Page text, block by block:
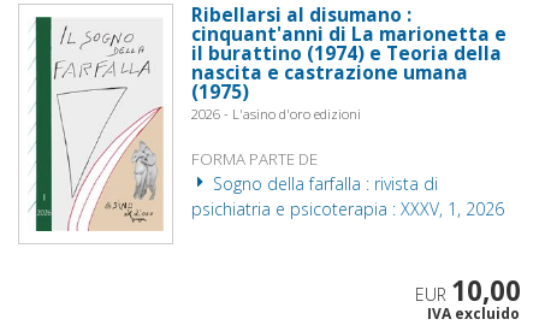
Ribellarsi al disumano :
cinquant'anni di La marionetta e
il burattino (1974) e Teoria della
nascita e castrazione umana
(1975)
2026 - L'asino d'oro edizioni
FORMA PARTE DE
Sogno della farfalla : rivista di
psichiatria e psicoterapia : XXXV, 1, 2026
EUR 10,00
IVA excluido